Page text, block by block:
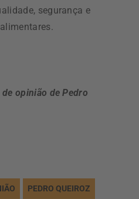
segurança e
opinião de Pedro
PEDRO QUEIROZ